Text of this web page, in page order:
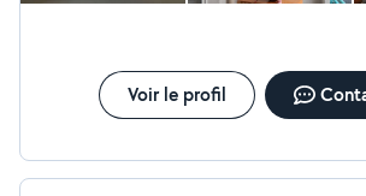
Voir le profil